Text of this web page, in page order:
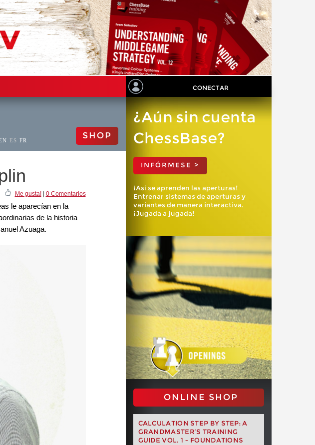
CONECTAR
ES FR SHOP
Me gusta!| 0 Comentarios
le aparecían en la
de la historia
Azuaga.
¿Aún sin cuenta
ChessBase?
INFÓRMESE >
¡Así se aprenden las aperturas!
Entrenar sistemas de aperturas y
variantes de manera interactiva.
¡Jugada a jugada!
ONLINE SHOP
CALCULATION STEP BY STEP: A
GRANDMASTER’S TRAINING
GUIDE VOL. 1 - FOUNDATIONS